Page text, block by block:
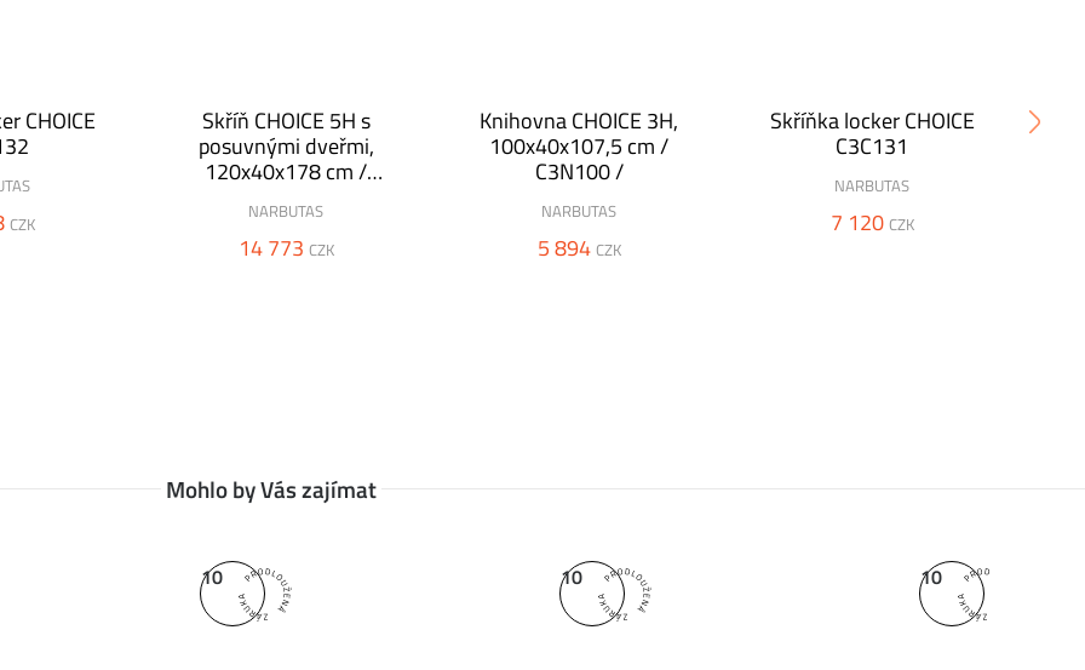
CHOICE
CZK
Skříň CHOICE 5H s
posuvnými dveřmi,
120x40x178 cm /
NARBUTAS
14 773 CZK
Knihovna CHOICE 3H,
100x40x107,5 cm /
C3N100 /
NARBUTAS
5 894 CZK
Skříňka locker CHOICE
C3C131
NARBUTAS
7 120 CZK
Mohlo by Vás zajímat
10 10 10